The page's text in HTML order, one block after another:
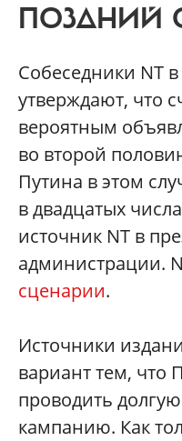
ПОЗДНИЙ
Собеседники NT
утверждают, что
вероятным
во второй
Путина в этом
в двадцатых
источник NT в
администрации.
сценарии.
Источники
вариант тем, что
проводить
кампанию. Как